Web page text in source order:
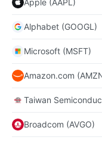
Apple (AAPL)
Alphabet (GOOGL)
Microsoft (MSFT)
Amazon.com
Taiwan
Broadcom (AVGO)